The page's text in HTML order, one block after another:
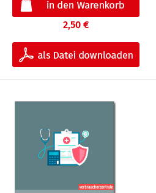
2,50 €